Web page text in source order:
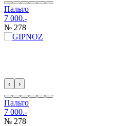
Пальто
7 000.-
№ 278
‹ ›
Пальто
7 000.-
№ 278